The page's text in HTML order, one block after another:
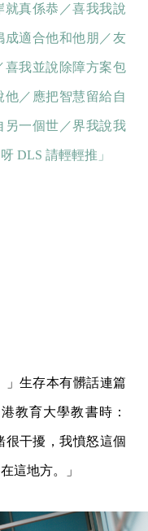
就真係恭／喜我我說
適合他和他朋／友
喜我並說除障方案包
／應把智慧留給自
另一個世／界我說我
DLS 請輕輕推」
」生存本有髒話連篇
教育大學教書時：
很干擾，我憤怒這個
這地方。」